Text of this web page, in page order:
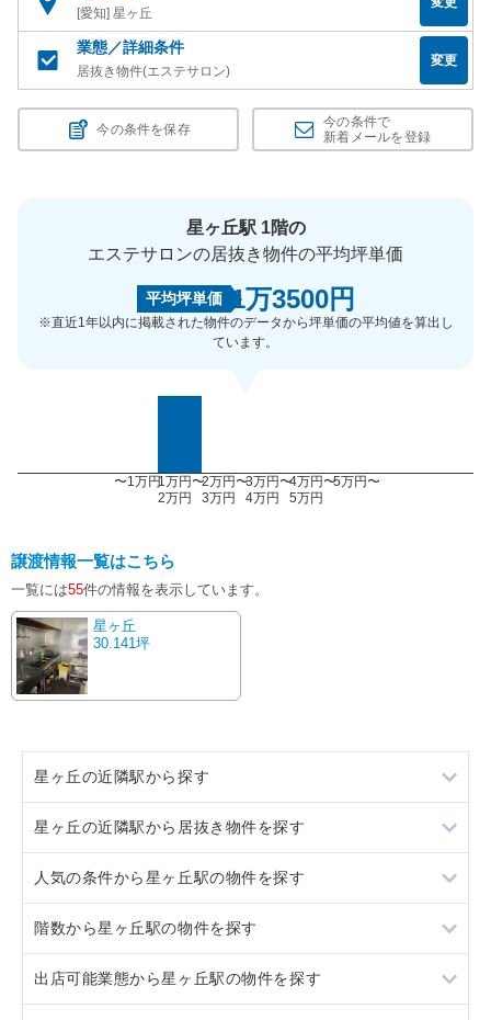
[愛知] 星ヶ丘
業態／詳細条件
居抜き物件(エステサロン)
変更
今の条件を保存
今の条件で
新着メールを登録
星ヶ丘駅 1階の
エステサロンの居抜き物件の平均坪単価
平均坪単価 1万3500円
※直近1年以内に掲載された物件のデータから坪単価の平均値を算出し
ています。
〜1万円1万円〜
2万円
2万円〜
3万円
3万円〜
4万円
4万円〜
5万円
5万円〜
譲渡情報一覧はこちら
一覧には55件の情報を表示しています。
星ヶ丘
30.141坪
星ヶ丘の近隣駅から探す
一社
本山
星ヶ丘の近隣駅から居抜き物件を探す
一社
本山
人気の条件から星ヶ丘駅の物件を探す
居抜き
スケルトン
階数から星ヶ丘駅の物件を探す
地下
出店可能業態から星ヶ丘駅の物件を探す